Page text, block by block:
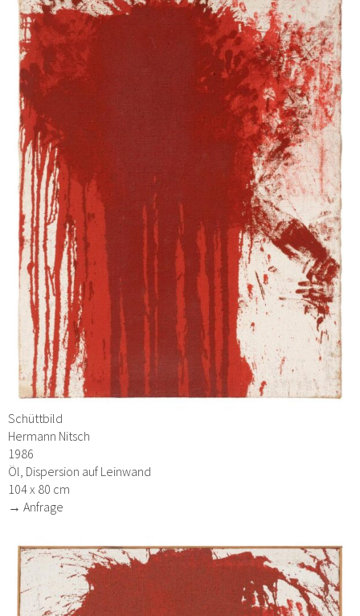
Schüttbild
Hermann Nitsch
1986
Öl, Dispersion auf Leinwand
104 x 80 cm
→ Anfrage